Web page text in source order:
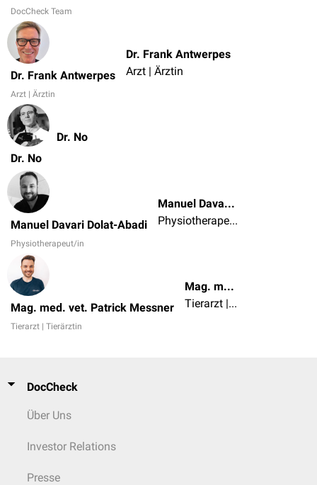
DocCheck Team
Dr. Frank Antwerpes
Arzt | Ärztin
Dr. Frank Antwerpes
Arzt | Ärztin
Dr. No
Dr. No
Manuel Davari Dolat-Abadi
Physiotherapeut/in
Manuel Davari Dolat-Abadi
Physiotherapeut/in
Mag. med. vet. Patrick Messner
Tierarzt | Tierärztin
Mag. med. vet. Patrick Messner
Tierarzt | Tierärztin
DocCheck
Über Uns
Investor Relations
Presse